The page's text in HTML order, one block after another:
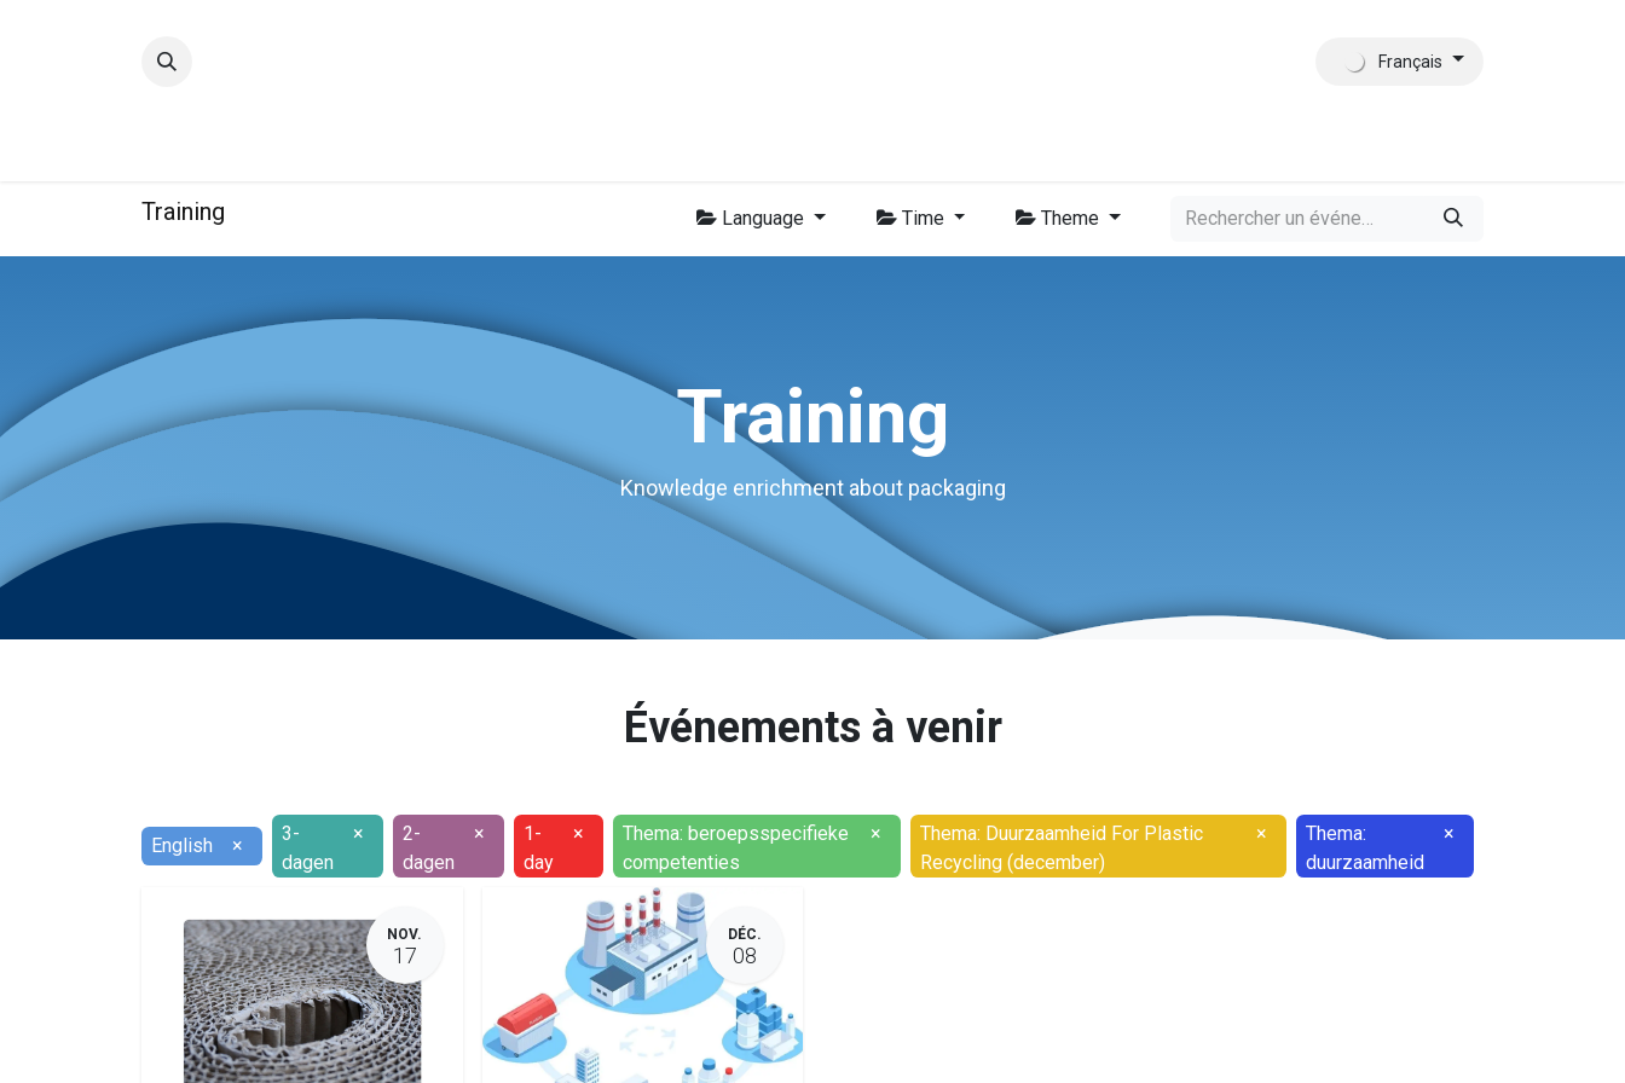
Français
Training Language Time Theme
Training
Knowledge enrichment about packaging
Événements à venir
English ×
3-
dagen
×
2-
dagen
×
1-
day
×
Thema: beroepsspecifieke
competenties
×
Thema: Duurzaamheid For Plastic
Recycling (december)
×
Thema:
duurzaamheid
×
NOV.
17
DÉC.
08